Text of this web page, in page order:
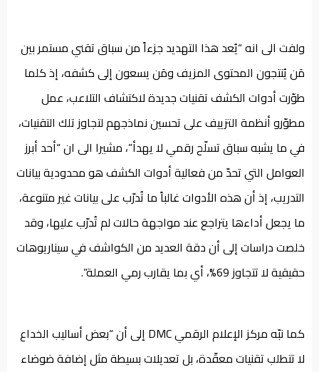
ولفت الى انه “يُعد هذا التهديد جزءاً من سباق تقني مستمر بين
مَن يُنتجون المحتوى المزيف ومَن يسعون إلى كشفه، إذ كلما
طوّرت أدوات الكشف تقنيات جديدة لاكتشاف التلاعب، عمل
مطوّرو أنظمة التزييف على تحسين نماذجهم لتجاوز تلك التقنيات،
في ما يشبه سباق تسلّح رقمي لا يهدأ”، مشيرا الى ان “أحد أبرز
العوامل التي تحدّ من فعالية أدوات الكشف هو محدودية بيانات
التدريب، إذ أن هذه الأدوات غالباً ما تُدرّب على بيانات غير متنوعة،
ما يجعل أداءها يتراجع عند مواجهة حالات لم تُدرّب عليها، وقد
خلصت دراسات إلى أن دقة العديد من الكواشف في سيناريوهات
حقيقية لا تتجاوز 69%، أي بما يقارب رمي العملة”.
كما نبّه مركز الإعلام الرقمي DMC إلى أن “بعض أساليب الخداع
لا تتطلب تقنيات معقّدة، بل تعديلات بسيطة مثل إضافة ضوضاء